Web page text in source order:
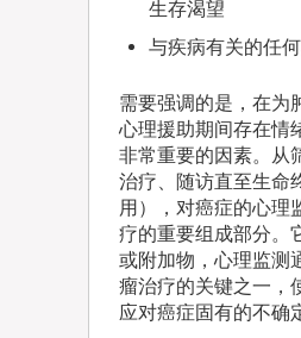
生存渴望
与疾病有关的任
需要强调的是，在为
心理援助期间存在情
非常重要的因素。从
治疗、随访直至生命
用），对癌症的心理
疗的重要组成部分。
或附加物，心理监测
瘤治疗的关键之一，
应对癌症固有的不确